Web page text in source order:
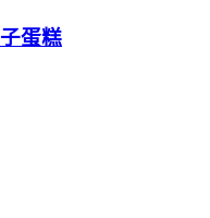
蛋糕